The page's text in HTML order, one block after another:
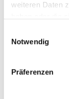
weiteren Daten
Notwendig
Präferenzen